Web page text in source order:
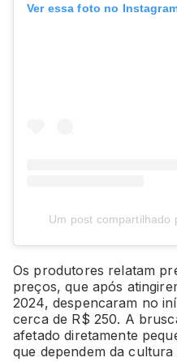
Ver essa foto no
Um post compartilhado
Os produtores relatam
preços, que após
2024, despencaram no
cerca de R$ 250. A
afetado diretamente
que dependem da